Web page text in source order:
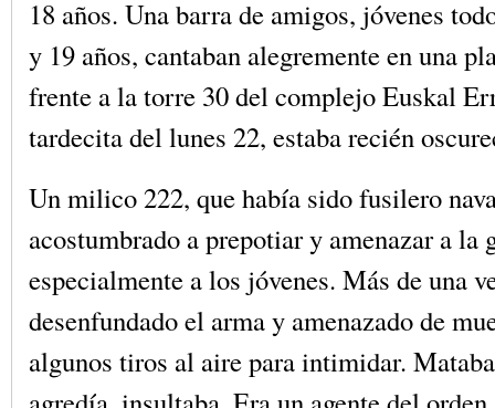
18 años. Una barra de amigos, jóvenes
y 19 años, cantaban alegremente en una
frente a la torre 30 del complejo Euskal
tardecita del lunes 22, estaba recién
Un milico 222, que había sido fusilero
acostumbrado a prepotiar y amenazar a la
especialmente a los jóvenes. Más de una
desenfundado el arma y amenazado de
algunos tiros al aire para intimidar.